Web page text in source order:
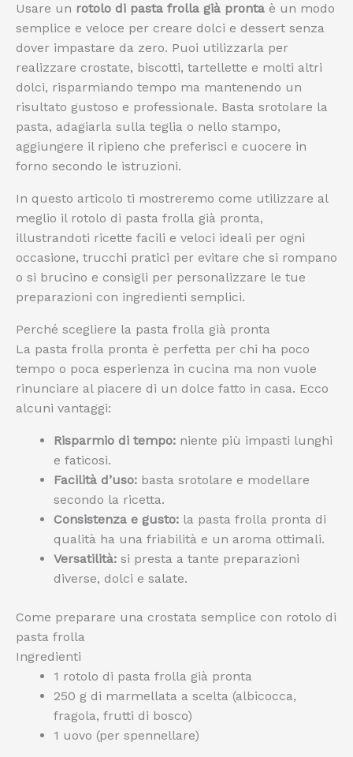
Usare un rotolo di pasta frolla già pronta è un modo
semplice e veloce per creare dolci e dessert senza
dover impastare da zero. Puoi utilizzarla per
realizzare crostate, biscotti, tartellette e molti altri
dolci, risparmiando tempo ma mantenendo un
risultato gustoso e professionale. Basta srotolare la
pasta, adagiarla sulla teglia o nello stampo,
aggiungere il ripieno che preferisci e cuocere in
forno secondo le istruzioni.
In questo articolo ti mostreremo come utilizzare al
meglio il rotolo di pasta frolla già pronta,
illustrandoti ricette facili e veloci ideali per ogni
occasione, trucchi pratici per evitare che si rompano
o si brucino e consigli per personalizzare le tue
preparazioni con ingredienti semplici.
Perché scegliere la pasta frolla già pronta
La pasta frolla pronta è perfetta per chi ha poco
tempo o poca esperienza in cucina ma non vuole
rinunciare al piacere di un dolce fatto in casa. Ecco
alcuni vantaggi:
Risparmio di tempo: niente più impasti lunghi
e faticosi.
Facilità d’uso: basta srotolare e modellare
secondo la ricetta.
Consistenza e gusto: la pasta frolla pronta di
qualità ha una friabilità e un aroma ottimali.
Versatilità: si presta a tante preparazioni
diverse, dolci e salate.
Come preparare una crostata semplice con rotolo di
pasta frolla
Ingredienti
1 rotolo di pasta frolla già pronta
250 g di marmellata a scelta (albicocca,
fragola, frutti di bosco)
1 uovo (per spennellare)